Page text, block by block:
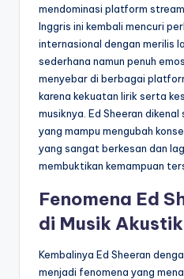
mendominasi platform
Inggris ini kembali mencuri
internasional dengan merilis
sederhana namun penuh
menyebar di berbagai
karena kekuatan lirik serta
musiknya. Ed Sheeran
yang mampu mengubah
yang sangat berkesan dan
membuktikan kemampuan
Fenomena Ed
di Musik Akustik
Kembalinya Ed Sheeran
menjadi fenomena yang